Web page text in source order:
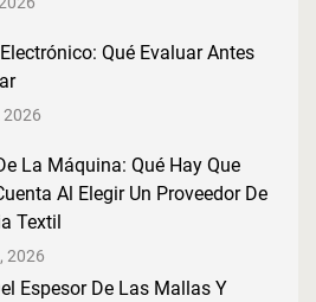
Qué Evaluar Antes
2026
La Máquina: Qué Hay Que
Al Elegir Un Proveedor De
Textil
2026
Espesor De Las Mallas Y